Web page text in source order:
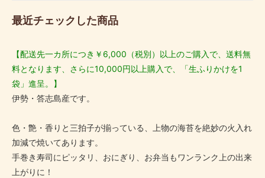
最近チェックした商品
【配送先一カ所につき￥6,000（税別）以上のご購入で、送料無
料となります、さらに10,000円以上購入で、「生ふりかけを1
袋」進呈。】
伊勢・答志島産です。
色・艶・香りと三拍子が揃っている、上物の海苔を絶妙の火入れ
加減で焼いてあります。
手巻き寿司にピッタリ、おにぎり、お弁当もワンランク上の出来
上がりに！